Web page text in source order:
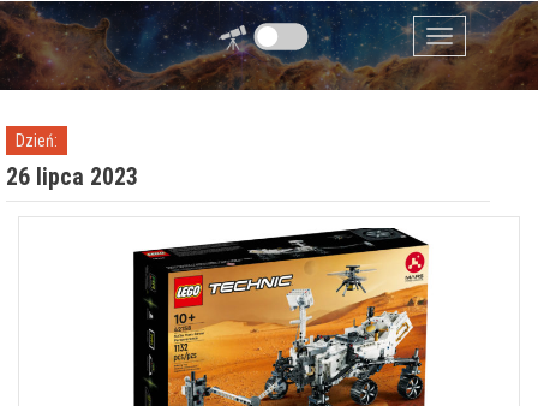
Przejdź do zawartości
Menu
Dzień:
26 lipca 2023